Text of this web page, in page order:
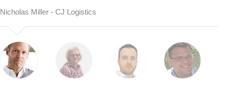
Nicholas Miller - CJ Logistics